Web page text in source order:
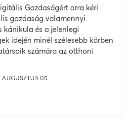
Gazdaságért arra kéri
gazdaság valamennyi
kánikula és a jelenlegi
idején minél szélesebb körben
számára az otthoni
AUGUSZTUS 05.